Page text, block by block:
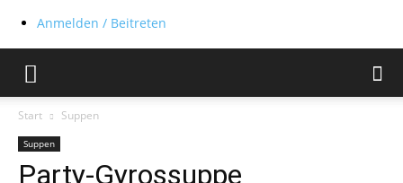
Anmelden / Beitreten
Start Suppen
Suppen
Party-Gyrossuppe